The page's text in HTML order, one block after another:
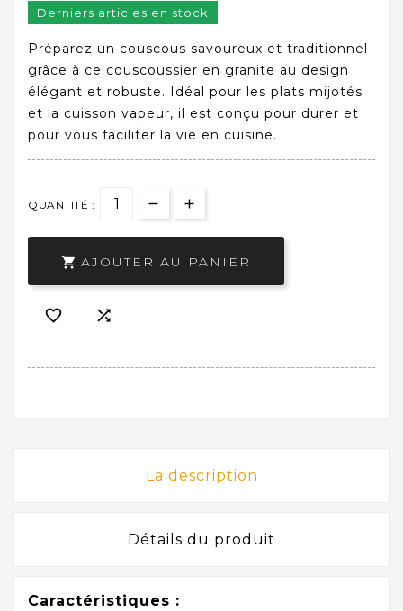
Derniers articles en stock
Préparez un couscous savoureux et traditionnel
grâce à ce couscoussier en granite au design
élégant et robuste. Idéal pour les plats mijotés
et la cuisson vapeur, il est conçu pour durer et
pour vous faciliter la vie en cuisine.
QUANTITÉ :
 AJOUTER AU PANIER
 
La description
Détails du produit
Caractéristiques :